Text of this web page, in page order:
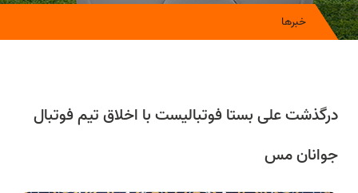
خبرها
درگذشت علی بستا فوتبالیست با اخلاق تیم فوتبال
جوانان مس